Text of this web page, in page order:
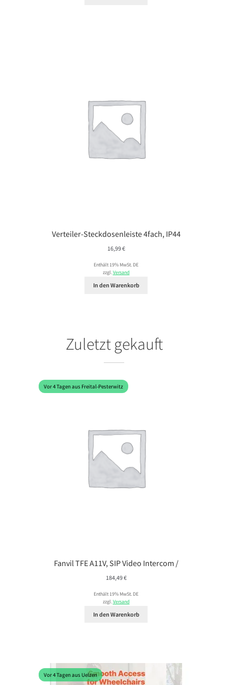
Verteiler-Steckdosenleiste 4fach, IP44
16,99€
Enthält 19% MwSt. DE
zzgl.Versand
In den Warenkorb
Zuletzt gekauft
Vor 4 Tagen aus Freital-Pesterwitz
Fanvil TFE A11V, SIP Video Intercom /
184,49€
Enthält 19% MwSt. DE
zzgl.Versand
In den Warenkorb
Vor 4 Tagen aus Uelzen